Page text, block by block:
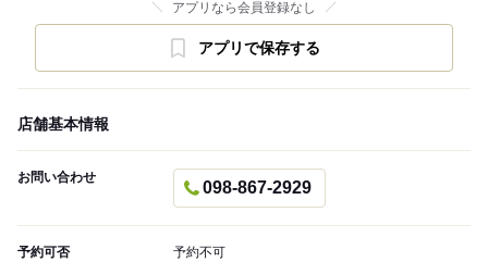
アプリなら会員登録なし
アプリで保存する
店舗基本情報
お問い合わせ
098-867-2929
予約可否 予約不可